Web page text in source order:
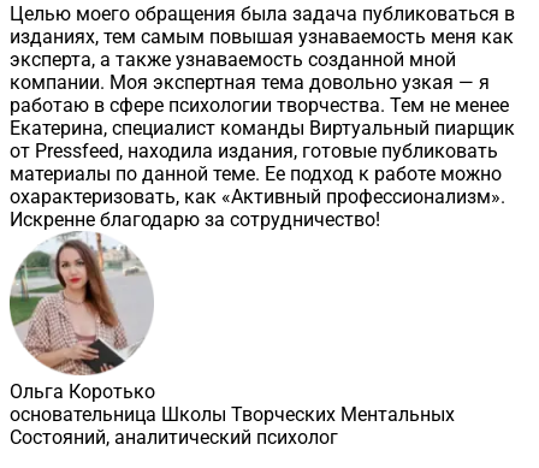
Целью моего обращения была задача публиковаться в
изданиях, тем самым повышая узнаваемость меня как
эксперта, а также узнаваемость созданной мной
компании. Моя экспертная тема довольно узкая — я
работаю в сфере психологии творчества. Тем не менее
Екатерина, специалист команды Виртуальный пиарщик
от Pressfeed, находила издания, готовые публиковать
материалы по данной теме. Ее подход к работе можно
охарактеризовать, как «Активный профессионализм».
Искренне благодарю за сотрудничество!
Ольга Коротько
основательница Школы Творческих Ментальных
Состояний, аналитический психолог